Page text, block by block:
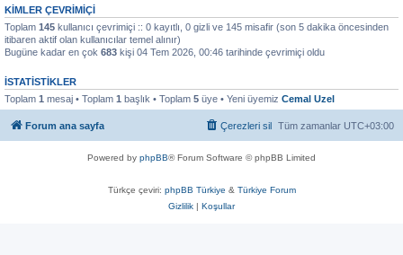
KIMLER ÇEVRIMIÇI
Toplam 145 kullanıcı çevrimiçi :: 0 kayıtlı, 0 gizli ve 145 misafir (son 5 dakika öncesinden
itibaren aktif olan kullanıcılar temel alınır)
Bugüne kadar en çok 683 kişi 04 Tem 2026, 00:46 tarihinde çevrimiçi oldu
İSTATISTIKLER
Toplam 1 mesaj • Toplam 1 başlık • Toplam 5 üye • Yeni üyemiz Cemal Uzel
Forum ana sayfa Tüm zamanlar UTC+03:00
Çerezleri sil
Powered by phpBB® Forum Software © phpBB Limited
Türkçe çeviri: phpBB Türkiye & Türkiye Forum
Gizlilik | Koşullar